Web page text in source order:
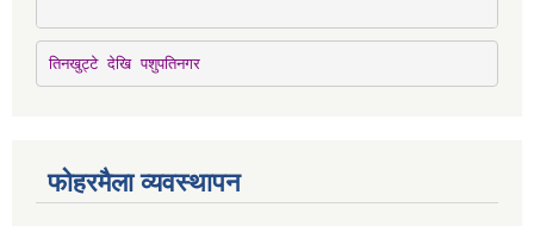
तिनखुट्टे देखि पशुपतिनगर
फोहरमैला व्यवस्थापन